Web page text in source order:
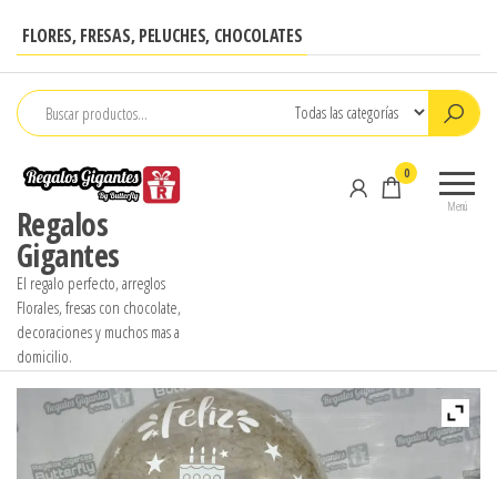
contenido
FLORES, FRESAS, PELUCHES, CHOCOLATES
Regalos
Gigantes
El regalo perfecto, arreglos
Florales, fresas con chocolate,
decoraciones y muchos mas a
domicilio.
Menú
0